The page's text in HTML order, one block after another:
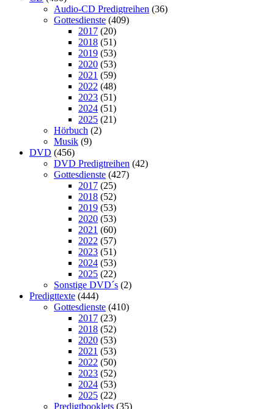
Audio-CD Predigtreihen (36)
Gottesdienste (409)
2017 (20)
2018 (51)
2019 (53)
2020 (53)
2021 (59)
2022 (48)
2023 (51)
2024 (51)
2025 (21)
Hörbuch (2)
Musik (9)
DVD (456)
DVD Predigtreihen (42)
Gottesdienste (427)
2017 (25)
2018 (52)
2019 (53)
2020 (53)
2021 (60)
2022 (57)
2023 (51)
2024 (53)
2025 (22)
Sonstige DVD´s (2)
Predigttexte (444)
Gottesdienste (410)
2017 (23)
2018 (52)
2020 (53)
2021 (53)
2022 (50)
2023 (52)
2024 (53)
2025 (22)
Predigtbooklets (35)